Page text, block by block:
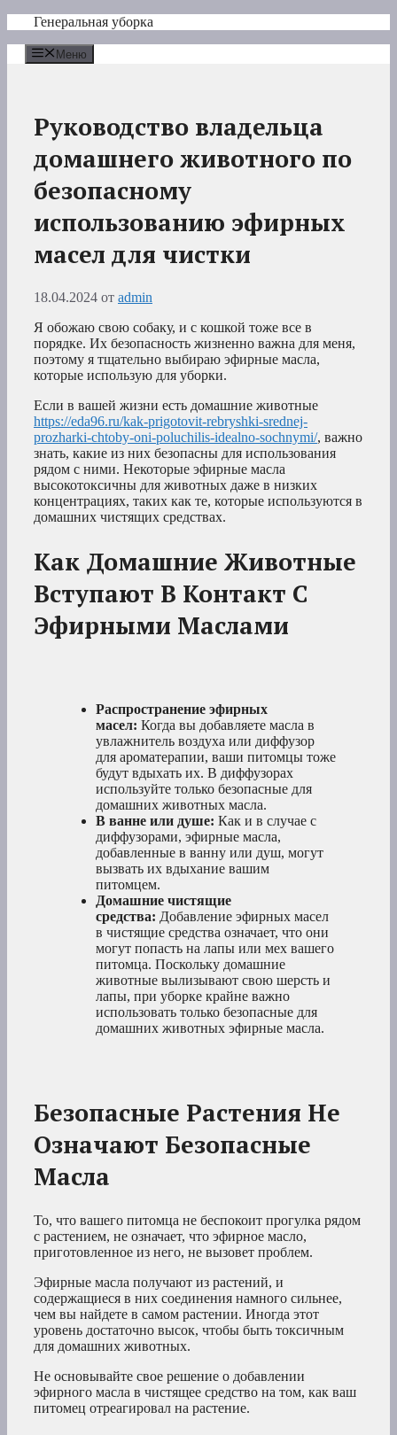
Перейти
содержимому
Генеральная уборка
Меню
Руководство владельца
домашнего животного по
безопасному
использованию эфирных
масел для чистки
18.04.2024 от admin
Я обожаю свою собаку, и с кошкой тоже все в
порядке. Их безопасность жизненно важна для меня,
поэтому я тщательно выбираю эфирные масла,
которые использую для уборки.
Если в вашей жизни есть домашние животные
https://eda96.ru/kak-prigotovit-rebryshki-srednej-
prozharki-chtoby-oni-poluchilis-idealno-sochnymi/, важно
знать, какие из них безопасны для использования
рядом с ними. Некоторые эфирные масла
высокотоксичны для животных даже в низких
концентрациях, таких как те, которые используются в
домашних чистящих средствах.
Как Домашние Животные
Вступают В Контакт С
Эфирными Маслами
Распространение эфирных
масел: Когда вы добавляете масла в
увлажнитель воздуха или диффузор
для ароматерапии, ваши питомцы тоже
будут вдыхать их. В диффузорах
используйте только безопасные для
домашних животных масла.
В ванне или душе: Как и в случае с
диффузорами, эфирные масла,
добавленные в ванну или душ, могут
вызвать их вдыхание вашим
питомцем.
Домашние чистящие
средства: Добавление эфирных масел
в чистящие средства означает, что они
могут попасть на лапы или мех вашего
питомца. Поскольку домашние
животные вылизывают свою шерсть и
лапы, при уборке крайне важно
использовать только безопасные для
домашних животных эфирные масла.
Безопасные Растения Не
Означают Безопасные
Масла
То, что вашего питомца не беспокоит прогулка рядом
с растением, не означает, что эфирное масло,
приготовленное из него, не вызовет проблем.
Эфирные масла получают из растений, и
содержащиеся в них соединения намного сильнее,
чем вы найдете в самом растении. Иногда этот
уровень достаточно высок, чтобы быть токсичным
для домашних животных.
Не основывайте свое решение о добавлении
эфирного масла в чистящее средство на том, как ваш
питомец отреагировал на растение.